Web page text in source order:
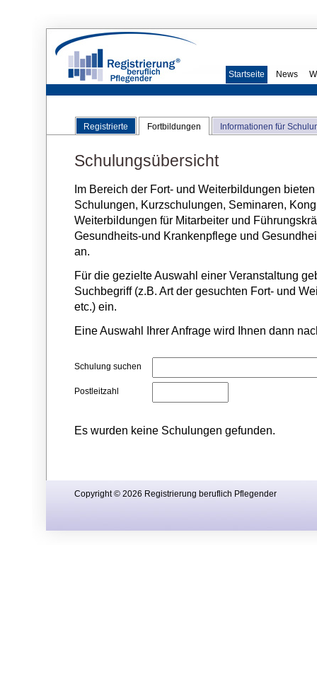
Startseite News
Registrierte Fortbildungen Informationen für
Schulungsübersicht
Im Bereich der Fort- und Weiterbildungen
Schulungen, Kurzschulungen, Seminaren,
Weiterbildungen für Mitarbeiter und
Gesundheits-und Krankenpflege und
an.
Für die gezielte Auswahl einer Veranstaltung
Suchbegriff (z.B. Art der gesuchten Fort- und
etc.) ein.
Eine Auswahl Ihrer Anfrage wird Ihnen dann
Schulung suchen
Postleitzahl
Es wurden keine Schulungen gefunden.
Copyright © 2026 Registrierung beruflich Pflegender